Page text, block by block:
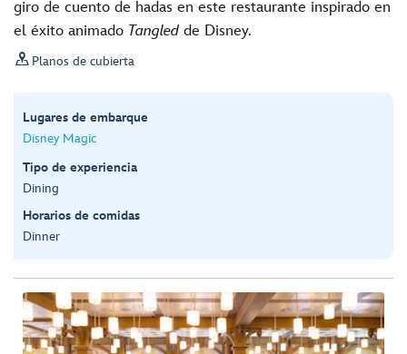
giro de cuento de hadas en este restaurante inspirado en
el éxito animado Tangledde Disney.
 Planos de cubierta
Lugares de embarque
Disney Magic
Tipo de experiencia
Dining
Horarios de comidas
Dinner